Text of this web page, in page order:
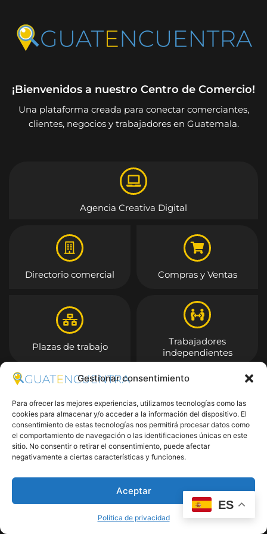
Gestionar consentimiento
Para ofrecer las mejores experiencias, utilizamos tecnologías como las
cookies para almacenar y/o acceder a la información del dispositivo. El
consentimiento de estas tecnologías nos permitirá procesar datos como
el comportamiento de navegación o las identificaciones únicas en este
sitio. No consentir o retirar el consentimiento, puede afectar
negativamente a ciertas características y funciones.
Aceptar
Política de privacidad
¡Bienvenidos a nuestro Centro de Comercio!
Una plataforma creada para conectar comerciantes,
clientes, negocios y trabajadores en Guatemala.
Agencia Creativa Digital
Directorio comercial Compras y Ventas
Plazas de trabajo
Trabajadores
independientes
Entrar
ES